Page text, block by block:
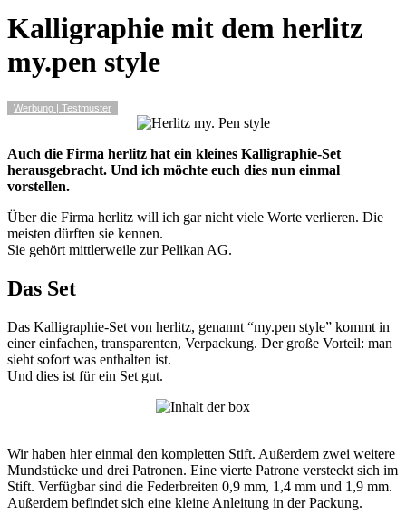
Kalligraphie mit dem herlitz
my.pen style
Werbung | Testmuster
Auch die Firma herlitz hat ein kleines Kalligraphie-Set
herausgebracht. Und ich möchte euch dies nun einmal
vorstellen.
Über die Firma herlitz will ich gar nicht viele Worte verlieren. Die
meisten dürften sie kennen.
Sie gehört mittlerweile zur Pelikan AG.
Das Set
Das Kalligraphie-Set von herlitz, genannt “my.pen style” kommt in
einer einfachen, transparenten, Verpackung. Der große Vorteil: man
sieht sofort was enthalten ist.
Und dies ist für ein Set gut.
Wir haben hier einmal den kompletten Stift. Außerdem zwei weitere
Mundstücke und drei Patronen. Eine vierte Patrone versteckt sich im
Stift. Verfügbar sind die Federbreiten 0,9 mm, 1,4 mm und 1,9 mm.
Außerdem befindet sich eine kleine Anleitung in der Packung.